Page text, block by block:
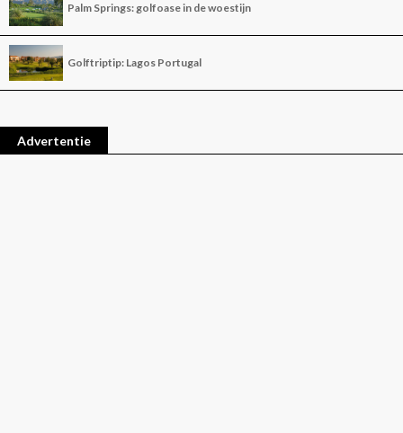
Palm Springs: golfoase in de woestijn
Golftriptip: Lagos Portugal
Advertentie